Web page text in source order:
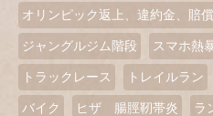
オリンピック返上、違約金、賠
ジャングルジム階段 スマホ熱
トラックレース トレイルラン
バイク ヒザ 腸脛靭帯炎 ラ